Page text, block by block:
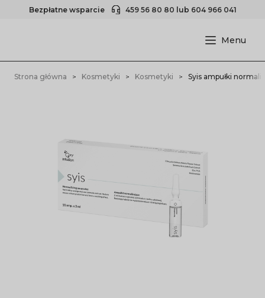
Bezpłatne wsparcie 459 56 80 80 lub 604 966 041
Strona główna Kosmetyki Kosmetyki Syis ampułki